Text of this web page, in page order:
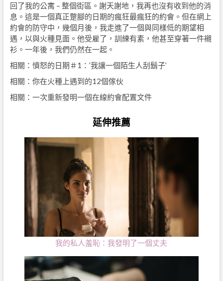
回了我的公寓 – 整個街區。謝天謝地，我再也沒有收到他的消
息。這是一個真正蹩腳的日期的瘋狂最瘋狂的約會。但在網上
約會的防守中，幾個月後，我走進了一個與同樣低的期望相
遇，以與火種見面。他受雇了，訓練有素，他甚至穿著一件襯
衫。一年後，我們仍然在一起。
相關：憤怒的日期＃1：’我讓一個陌生人刮鬍子’
相關：你在火種上遇到的12個傢伙
相關：一次重新發明一個在線約會配置文件
延伸推薦
我的私人羞恥：我發明了一個丈夫